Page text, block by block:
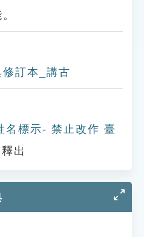
訂本_講古
名標示- 禁止改作 臺
釋出